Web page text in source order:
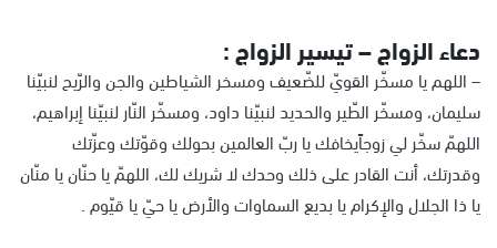
دعاء الزواج – تيسير الزواج :
– اللهم يا مسخّر القويّ للضّعيف ومسخر الشياطين والجن والرّيح لنبيّنا
سليمان، ومسخّر الطّير والحديد لنبيّنا داود، ومسخّر النّار لنبيّنا إبراهيم،
اللهمّ سخّر لي زوجاًيخافك يا ربّ العالمين بحولك وقوّتك وعزّتك
وقدرتك، أنت القادر على ذلك وحدك لا شريك لك، اللهمّ يا حنّان يا منّان
يا ذا الجلال والإكرام يا بديع السماوات والأرض يا حيّ يا قيّوم .